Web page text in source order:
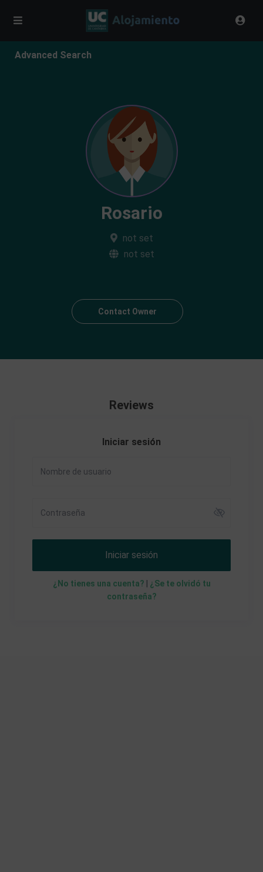
Advanced Search
Rosario
not set
not set
Contact Owner
Reviews
Iniciar sesión
Iniciar sesión
¿No tienes una cuenta?
¿Se te olvidó tu
contraseña?